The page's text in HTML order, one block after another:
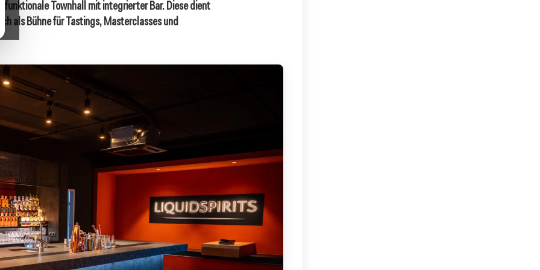
Townhall mit integrierter Bar. Diese dient
als Bühne für Tastings, Masterclasses und